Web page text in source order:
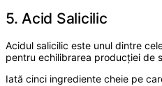
5. Acid Salicilic
Acidul salicilic este unul dintre
pentru echilibrarea producției de
Iată cinci ingrediente cheie pe